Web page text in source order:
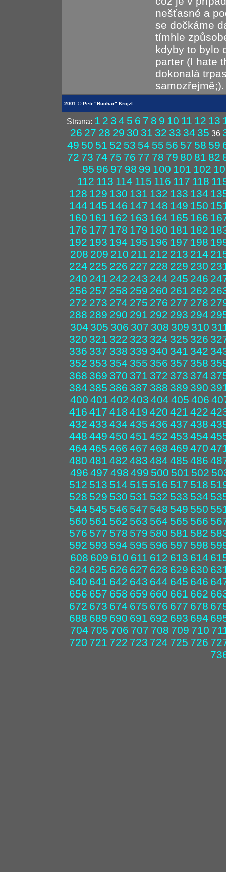
nešťasné a
se dočkáme
tímhle
kdyby to bylo
parter (I hate
dokonalá
2001 © Petr "Buchar" Krojzl
Strana: 1 2 3 4 5 6 7 8 9 10 11 12 13
26 27 28 29 30 31 32 33 34 35 36
49 50 51 52 53 54 55 56 57 58 59
72 73 74 75 76 77 78 79 80 81 82
95 96 97 98 99 100 101 102
112 113 114 115 116 117 118
128 129 130 131 132 133 134
144 145 146 147 148 149 150
160 161 162 163 164 165 166
176 177 178 179 180 181 182
192 193 194 195 196 197 198
208 209 210 211 212 213 214
224 225 226 227 228 229 230
240 241 242 243 244 245 246
256 257 258 259 260 261 262
272 273 274 275 276 277 278
288 289 290 291 292 293 294
304 305 306 307 308 309 310
320 321 322 323 324 325 326
336 337 338 339 340 341 342
352 353 354 355 356 357 358
368 369 370 371 372 373 374
384 385 386 387 388 389 390
400 401 402 403 404 405 406
416 417 418 419 420 421 422
432 433 434 435 436 437 438
448 449 450 451 452 453 454
464 465 466 467 468 469 470
480 481 482 483 484 485 486
496 497 498 499 500 501 502
512 513 514 515 516 517 518
528 529 530 531 532 533 534
544 545 546 547 548 549 550
560 561 562 563 564 565 566
576 577 578 579 580 581 582
592 593 594 595 596 597 598
608 609 610 611 612 613 614
624 625 626 627 628 629 630
640 641 642 643 644 645 646
656 657 658 659 660 661 662
672 673 674 675 676 677 678
688 689 690 691 692 693 694
704 705 706 707 708 709 710
720 721 722 723 724 725 726